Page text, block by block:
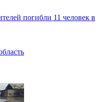
погибли 11 человек в